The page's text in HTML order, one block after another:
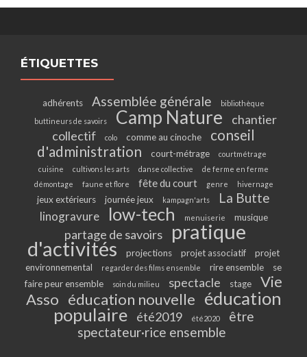
ÉTIQUETTES
adhérents Assemblée générale
bibliothèque
buttineurs de savoirs
Camp Nature
chantier
collectif
colo comme au cinoche
conseil
d'administration
court-métrage
courtmétrage
cuisine
cultivons les arts danse collective
de ferme en ferme
démontage
faune et flore fête du court genre hivernage
jeux extérieurs journée jeux kampagn'arts La Butte
linogravure low-tech menuiserie musique
partage de savoirs pratique
d'activités projections projet associatif
projet
environnemental
regarder des films ensemble rire ensemble
se
faire peur ensemble
soin du milieu spectacle stage
Vie
Asso éducation nouvelle éducation
populaire
été2019 été2020
être
spectateur·rice ensemble